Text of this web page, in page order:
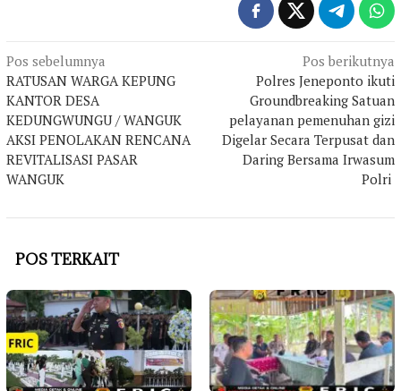
Navigasi
pos
Pos sebelumnya
RATUSAN WARGA KEPUNG
KANTOR DESA
KEDUNGWUNGU / WANGUK
AKSI PENOLAKAN RENCANA
REVITALISASI PASAR
WANGUK
Pos berikutnya
Polres Jeneponto ikuti
Groundbreaking Satuan
pelayanan pemenuhan gizi
Digelar Secara Terpusat dan
Daring Bersama Irwasum
Polri
POS TERKAIT